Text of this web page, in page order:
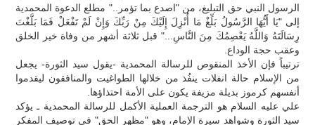
الرسول النبي حق التبليغ، من "اصدع بما تؤمر.." مطلع الدعوة المحمدية
إلى "يَا أَيُّهَا الرَّسُولُ بَلِّغْ مَا أُنْزِلَ إِلَيْكَ مِنْ رَبِّكَ وَإِنْ لَمْ تَفْعَلْ فَمَا بَلَّغْتَ
رِسَالَتَهُ وَاللَّهُ يَعْصِمُكَ مِنَ النَّاسِ..." قبل ثلاثة أشهر من وفاة خير الخلق
وعقب حجة الوداع.
ترتيباً فإن الأخذ المنقوص للرسالة المحمدية -يقول سيد الثورة- يجعل
من الإسلام حالة انفلات ينفُذ من خلالها الطواغيت والمنافقون ليقدموا
أنفسهم كرموز بديلة مزيفة يكون على الأمة احتذاؤها.
علي عليه السلام هو الترجمة العملية الأكمل للرسالة المحمدية ـ يؤكد
سيد الثورة وشواهد سيرة الإمام، وهو "مظهر الحق" في توصيف المفكر